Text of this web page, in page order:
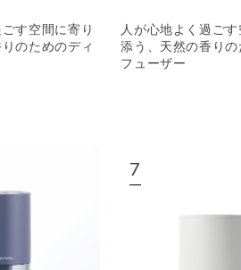
す空間に寄り
のためのディ
人が心地よく過ごす
添う、天然の香りの
フューザー